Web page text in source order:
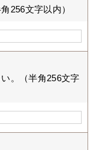
256文字以内）
。（半角256文字